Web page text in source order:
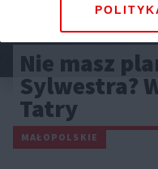
Nie masz
Sylwestra?
Tatry
MAŁOPOLSKIE